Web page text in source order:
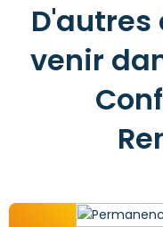
venir